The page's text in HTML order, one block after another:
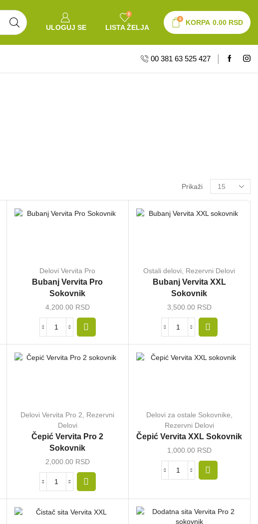
ULOGUJ SE
0
LISTA ŽELJA
0 KORPA 0.00 RSD
00 381 63 525 427
Prikaži
Delovi Vervita Pro
Bubanj Vervita Pro
Sokovnik
4,200.00 RSD
Ostali delovi Rezervni Delovi
Bubanj Vervita XXL
Sokovnik
3,500.00 RSD
Delovi Vervita Pro 2
Rezervni
Delovi
Čepić Vervita Pro 2
Sokovnik
2,000.00 RSD
Delovi za ostale Sokovnike
Rezervni Delovi
Čepić Vervita XXL Sokovnik
1,000.00 RSD